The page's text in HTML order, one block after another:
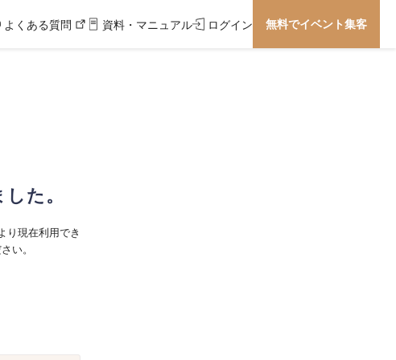
よくある質問 資料・マニュアル ログイン 無料でイベント集客
た。
り現在利用でき
い。